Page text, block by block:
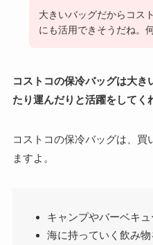
大きいバッグだからコス
にも活用できそうだね。
コストコの保冷バッグは大
たり運んだりと活躍をしてく
コストコの保冷バッグは、買
ますよ。
キャンプやバーベキ
海に持っていく飲み物